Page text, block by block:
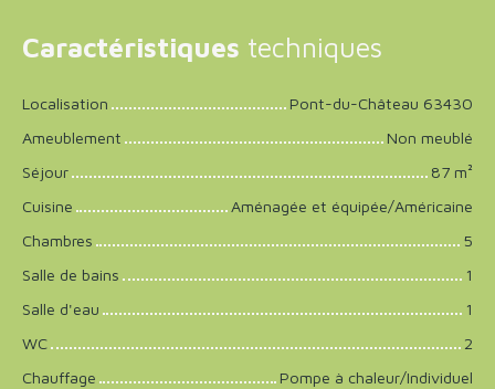
Caractéristiques techniques
Localisation
Pont-du-Château 63430
Ameublement
Non meublé
Séjour
87 m²
Cuisine
Aménagée et équipée/Américaine
Chambres
5
Salle de bains
1
Salle d'eau
1
WC
2
Chauffage
Pompe à chaleur/Individuel